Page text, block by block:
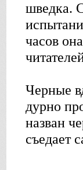
шведка.
часов
Черные
дурно
назван
cъедает